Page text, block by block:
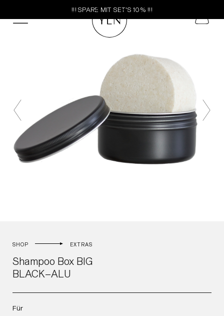
!!! SPARE MIT SET'S 10% !!!
SHOP EXTRAS
Shampoo Box BIG
BLACK–ALU
Für